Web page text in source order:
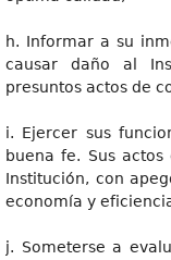
h. Informar a su
causar daño al
presuntos actos de
i. Ejercer sus
buena fe. Sus
Institución, con
economía y
j. Someterse a